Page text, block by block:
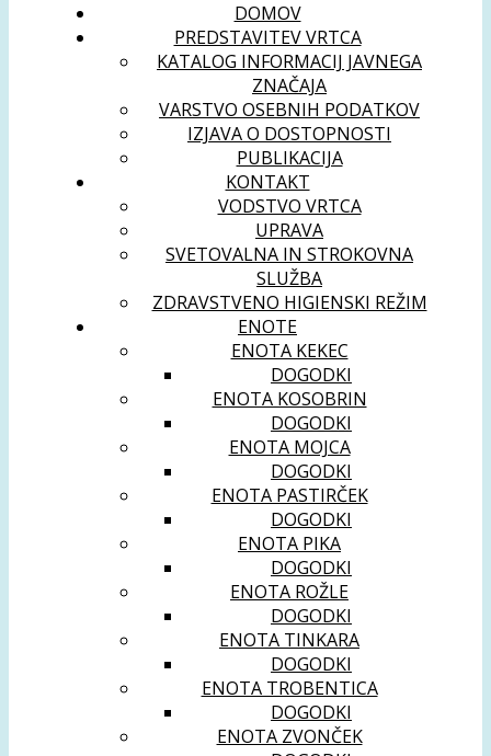
DOMOV
PREDSTAVITEV VRTCA
KATALOG INFORMACIJ JAVNEGA
ZNAČAJA
VARSTVO OSEBNIH PODATKOV
IZJAVA O DOSTOPNOSTI
PUBLIKACIJA
KONTAKT
VODSTVO VRTCA
UPRAVA
SVETOVALNA IN STROKOVNA
SLUŽBA
ZDRAVSTVENO HIGIENSKI REŽIM
ENOTE
ENOTA KEKEC
DOGODKI
ENOTA KOSOBRIN
DOGODKI
ENOTA MOJCA
DOGODKI
ENOTA PASTIRČEK
DOGODKI
ENOTA PIKA
DOGODKI
ENOTA ROŽLE
DOGODKI
ENOTA TINKARA
DOGODKI
ENOTA TROBENTICA
DOGODKI
ENOTA ZVONČEK